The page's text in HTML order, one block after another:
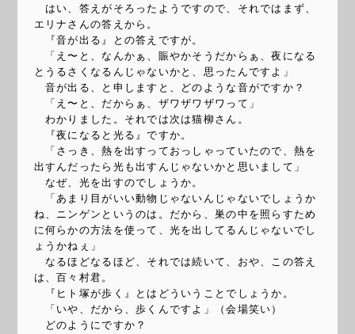
はい、答えがそろったようですので、それではまず、
エリナさんの答えから。
『音が出る』との答えですが。
「え〜と、なんかぁ、賑やかそうだからぁ、夜になる
とうるさくなるんじゃないかと、思ったんですよ」
音が出る、と申しますと、どのような音がですか？
「え〜と、だからぁ、ザワザワザワって」
わかりました。それでは次は猫柳さん。
『夜になると光る』ですか。
「さっき、熱を出すっておっしゃっていたので、熱を
出すんだったら光も出すんじゃないかと思いまして」
なぜ、光を出すのでしょうか。
「あまり目がいい動物じゃないんじゃないでしょうか
ね、ニンゲンというのは。だから、巣の中を照らすため
に何らかの方法を使って、光を出してるんじゃないでし
ょうかねぇ」
なるほどなるほど、それでは続いて、おや、この答え
は、百々村君。
『ヒト塚が歩く』とはどういうことでしょうか。
「いや、だから、歩くんですよ」（会場笑い）
どのようにですか？